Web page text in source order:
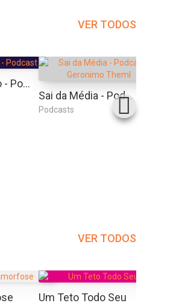
VER TODOS
Caio Carneiro - Podcast Fod*
Sai da Média - Podcast | Geronimo Theml
Podcasts
VER TODOS
Um Teto Todo Seu